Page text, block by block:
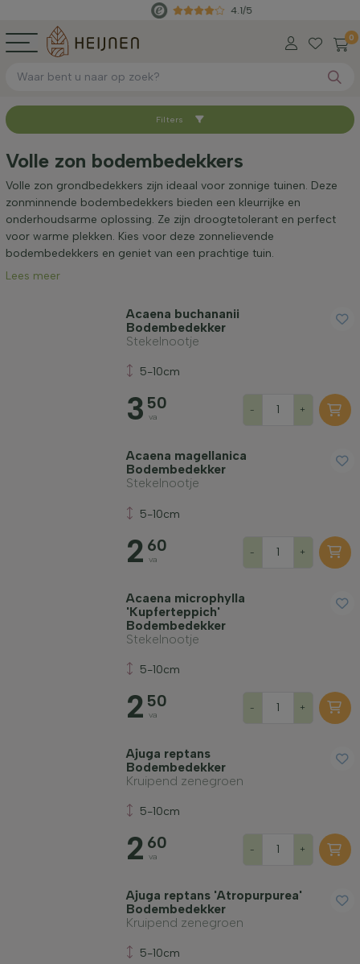
4.1/5
0
Sorteer op
Beschikbaar
Hoogte bij levering (cm)
Volwassen hoogte (cm)
Filters
Volle zon bodembedekkers
Volle zon grondbedekkers zijn ideaal voor zonnige tuinen. Deze
zonminnende bodembedekkers bieden een kleurrijke en
onderhoudsarme oplossing. Ze zijn droogtetolerant en perfect
voor warme plekken. Kies voor deze zonnelievende
bodembedekkers en geniet van een prachtige tuin.
Lees meer
Acaena buchananii
Bodembedekker
Stekelnootje
5-10cm
3 50
va
- +
Acaena magellanica
Bodembedekker
Stekelnootje
5-10cm
2 60
va
- +
Acaena microphylla
'Kupferteppich'
Bodembedekker
Stekelnootje
5-10cm
2 50
va
- +
Ajuga reptans
Bodembedekker
Kruipend zenegroen
5-10cm
2 60
va
- +
Ajuga reptans 'Atropurpurea'
Bodembedekker
Kruipend zenegroen
5-10cm